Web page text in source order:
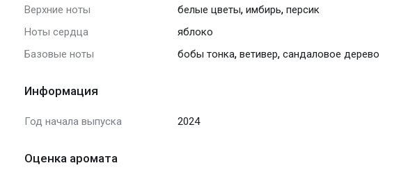
Верхние ноты
белые цветы, имбирь, персик
Ноты сердца
яблоко
Базовые ноты
бобы тонка, ветивер, сандаловое дерево
Информация
Год начала выпуска 2024
Оценка аромата